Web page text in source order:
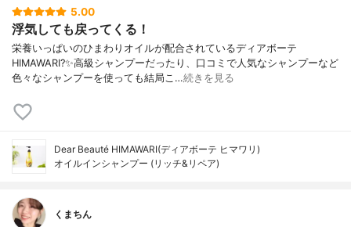
5.00
浮気しても戻ってくる！
栄養いっぱいのひまわりオイルが配合されているディアボーテ
HIMAWARI?✨高級シャンプーだったり、口コミで人気なシャンプーなど
色々なシャンプーを使っても結局こ…続きを見る
Dear Beauté HIMAWARI(ディアボーテ ヒマワリ)
オイルインシャンプー (リッチ&リペア)
くまちん